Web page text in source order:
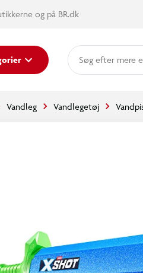
og på BR.dk
mere
Vandleg Vandlegetøj